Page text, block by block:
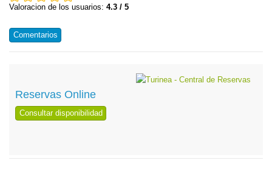
Valoracion de los usuarios: 4.3 / 5
Comentarios
Reservas Online
Consultar disponibilidad